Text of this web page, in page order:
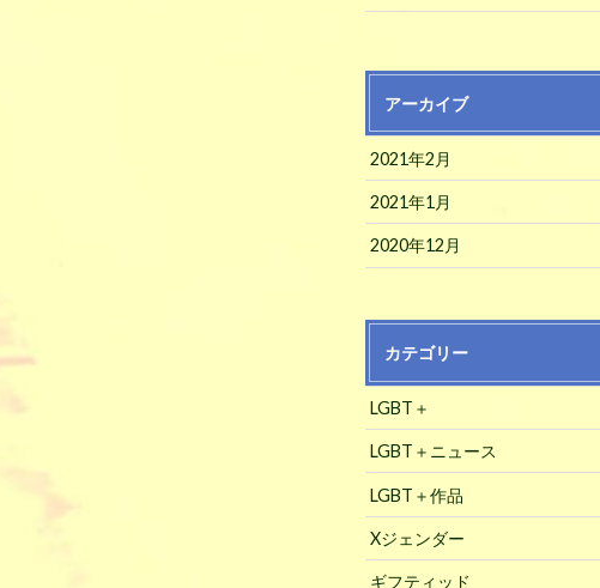
アーカイブ
2021年2月
2021年1月
2020年12月
カテゴリー
LGBT＋
LGBT＋ニュース
LGBT＋作品
Xジェンダー
ギフティッド